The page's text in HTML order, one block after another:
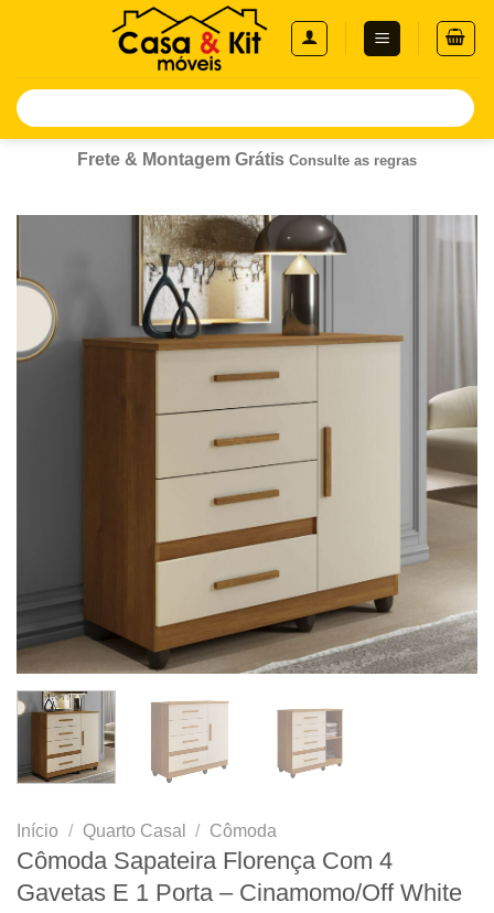
Pesquisar
por:
Frete & Montagem Grátis Consulte as regras
Início / Quarto Casal / Cômoda
Cômoda Sapateira Florença Com 4
Gavetas E 1 Porta – Cinamomo/Off White